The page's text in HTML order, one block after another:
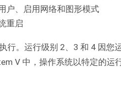
户、启用网络和图形模式
重启
行。运行级别 2、3 和 4 因
V 中，操作系统以特定的